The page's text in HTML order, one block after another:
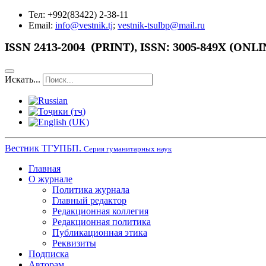
Тел: +992(83422) 2-38-11
Email: info@vestnik.tj; vestnik-tsulbp@mail.ru
ISSN 2413-2004 (PRINT), ISSN: 3005-849X
Искать...
Вестник ТГУПБП. Серия гуманитарных наук
Главная
О журнале
Политика журнала
Главный редактор
Редакционная коллегия
Редакционная политика
Публикационная этика
Реквизиты
Подписка